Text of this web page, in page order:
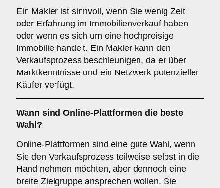
Ein Makler ist sinnvoll, wenn Sie wenig Zeit
oder Erfahrung im Immobilienverkauf haben
oder wenn es sich um eine hochpreisige
Immobilie handelt. Ein Makler kann den
Verkaufsprozess beschleunigen, da er über
Marktkenntnisse und ein Netzwerk potenzieller
Käufer verfügt.
Wann sind Online-Plattformen die beste
Wahl?
Online-Plattformen sind eine gute Wahl, wenn
Sie den Verkaufsprozess teilweise selbst in die
Hand nehmen möchten, aber dennoch eine
breite Zielgruppe ansprechen wollen. Sie